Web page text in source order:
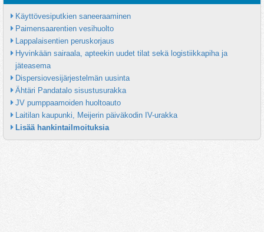
Käyttövesiputkien saneeraaminen
Paimensaarentien vesihuolto
Lappalaisentien peruskorjaus
Hyvinkään sairaala, apteekin uudet tilat sekä logistiikkapiha ja
jäteasema
Dispersiovesijärjestelmän uusinta
Ähtäri Pandatalo sisustusurakka
JV pumppaamoiden huoltoauto
Laitilan kaupunki, Meijerin päiväkodin IV-urakka
Lisää hankintailmoituksia